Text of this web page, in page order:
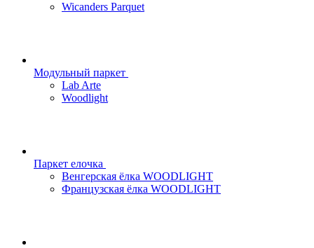
Wicanders Parquet
Модульный паркет
Lab Arte
Woodlight
Паркет елочка
Венгерская ёлка WOODLIGHT
Французская ёлка WOODLIGHT